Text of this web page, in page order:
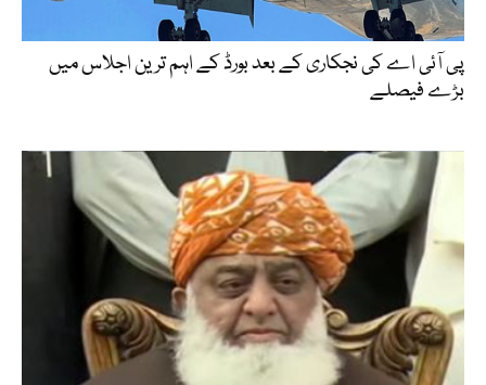
پی آئی اے کی نجکاری کے بعد بورڈ کے اہم ترین اجلاس میں
بڑے فیصلے